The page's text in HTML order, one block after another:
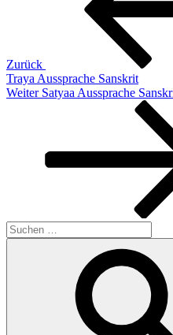
Zurück
Traya Aussprache Sanskrit
Nächster
Weiter Satyaa Aussprache
Suchen
nach: